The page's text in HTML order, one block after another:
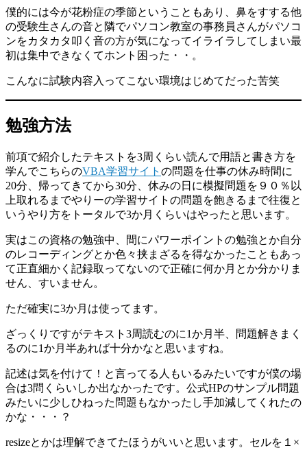
僕的には今が花粉症の季節ということもあり、鼻をすする他
の受験生さんの音と隣でパソコン教室の事務員さんがパソコ
ンをカタカタ叩く音の方が気になってイライラしてしまい最
初は集中できなくてホント困った・・。
こんなに試験内容入ってこない環境はじめてだった苦笑
勉強方法
前項で紹介したテキストを3周くらい読んで用語と書き方を
学んでこちらのVBA学習サイト の問題を仕事の休み時間に
20分、帰ってきてから30分、休みの日に模擬問題を９０％以
上取れるまでやりーの学習サイトの問題を飽きるまで往復と
いうやり方をトータルで3か月くらいはやったと思います。
実はこの資格の勉強中、間にパワーポイントの勉強とか自分
のレコーディングとか色々挟まざるを得なかったこともあっ
て正直細かく記録取ってないので正確に何か月とか分かりま
せん、すいません。
ただ確実に3か月は使ってます。
ざっくりですがテキスト3周読むのに1か月半、問題解きまく
るのに1か月半あれば十分かなと思いますね。
記述は気を付けて！と言ってる人もいるみたいですが僕の場
合は3問くらいしか出なかったです。公式HPのサンプル問題
みたいに少しひねった問題もなかったし手加減してくれたの
かな・・・？
resizeとかは理解できてたほうがいいと思います。セルを１×